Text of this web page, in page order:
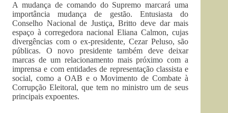
A mudança de comando do Supremo marcará uma
importância mudança de gestão. Entusiasta do
Conselho Nacional de Justiça, Britto deve dar mais
espaço à corregedora nacional Eliana Calmon, cujas
divergências com o ex-presidente, Cezar Peluso, são
públicas. O novo presidente também deve deixar
marcas de um relacionamento mais próximo com a
imprensa e com entidades de representação classista e
social, como a OAB e o Movimento de Combate à
Corrupção Eleitoral, que tem no ministro um de seus
principais expoentes.